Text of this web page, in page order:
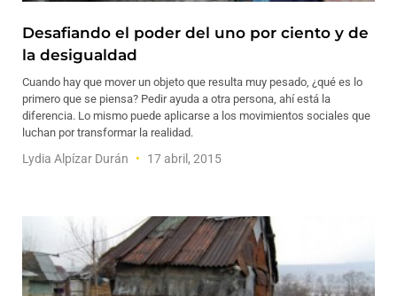
Desafiando el poder del uno por ciento y de
la desigualdad
Cuando hay que mover un objeto que resulta muy pesado, ¿qué es lo
primero que se piensa? Pedir ayuda a otra persona, ahí está la
diferencia. Lo mismo puede aplicarse a los movimientos sociales que
luchan por transformar la realidad.
Lydia Alpízar Durán 17 abril, 2015